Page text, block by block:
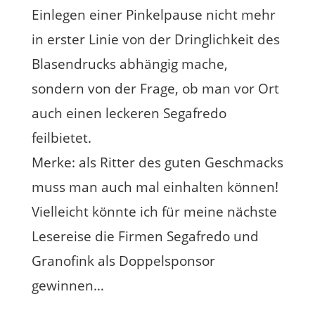
Einlegen einer Pinkelpause nicht mehr
in erster Linie von der Dringlichkeit des
Blasendrucks abhängig mache,
sondern von der Frage, ob man vor Ort
auch einen leckeren Segafredo
feilbietet.
Merke: als Ritter des guten Geschmacks
muss man auch mal einhalten können!
Vielleicht könnte ich für meine nächste
Lesereise die Firmen Segafredo und
Granofink als Doppelsponsor
gewinnen…